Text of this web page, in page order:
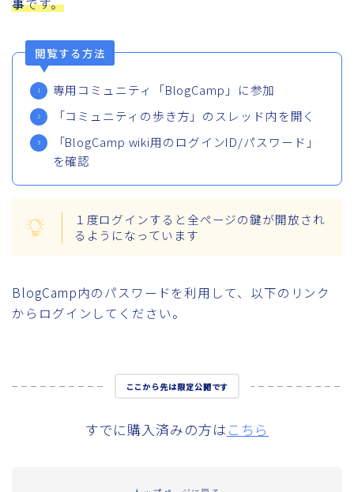
閲覧する方法
専用コミュニティ「BlogCamp」に参加
「コミュニティの歩き方」のスレッド内を開く
「BlogCamp wiki用のログインID/パスワード」
を確認
１度ログインすると全ページの鍵が開放され
るようになっています
BlogCamp内のパスワードを利用して、以下のリンク
からログインしてください。
ここから先は限定公開です
すでに購入済みの方はこちら